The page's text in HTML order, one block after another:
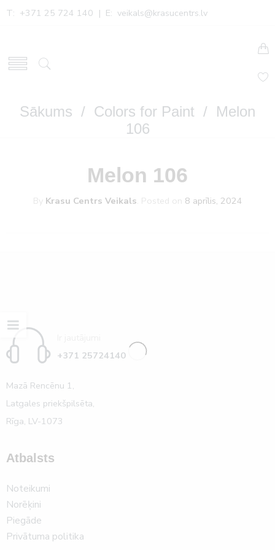
T: +371 25 724 140 | E: veikals@krasucentrs.lv
Sākums / Colors for Paint / Melon
106
Melon 106
By Krasu Centrs Veikals Posted on 8 aprīlis, 2024
+371 25724140
Mazā Rencēnu 1,
Latgales priekšpilsēta,
Rīga, LV-1073
Atbalsts
Noteikumi
Norēķini
Piegāde
Privātuma politika